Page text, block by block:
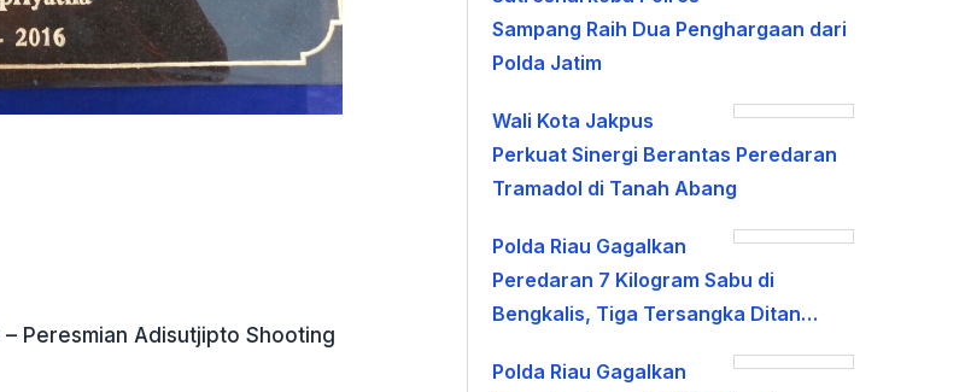
– Peresmian Adisutjipto Shooting
Sampang Raih Dua Penghargaan dari
Polda Jatim
Wali Kota Jakpus
Perkuat Sinergi Berantas Peredaran
Tramadol di Tanah Abang
Polda Riau Gagalkan
Peredaran 7 Kilogram Sabu di
Bengkalis, Tiga Tersangka Ditan…
Polda Riau Gagalkan